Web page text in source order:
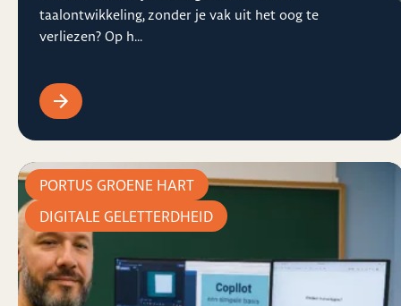
taalontwikkeling, zonder je vak uit het oog te
verliezen? Op h...
PORTUS GROENE HART
DIGITALE GELETTERDHEID